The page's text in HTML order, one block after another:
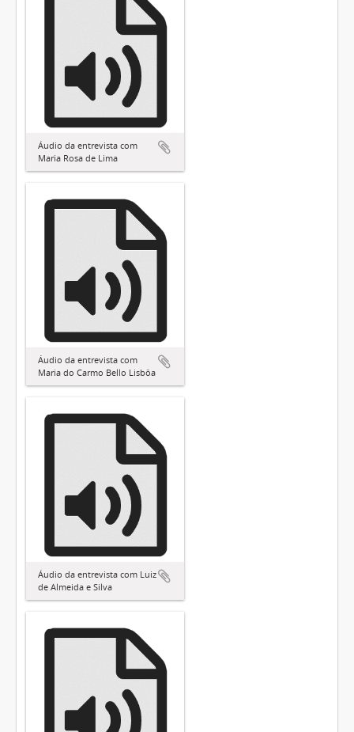
Áudio da entrevista com
Maria Rosa de Lima
Áudio da entrevista com
Maria do Carmo Bello Lisbôa
Áudio da entrevista com Luiz
de Almeida e Silva